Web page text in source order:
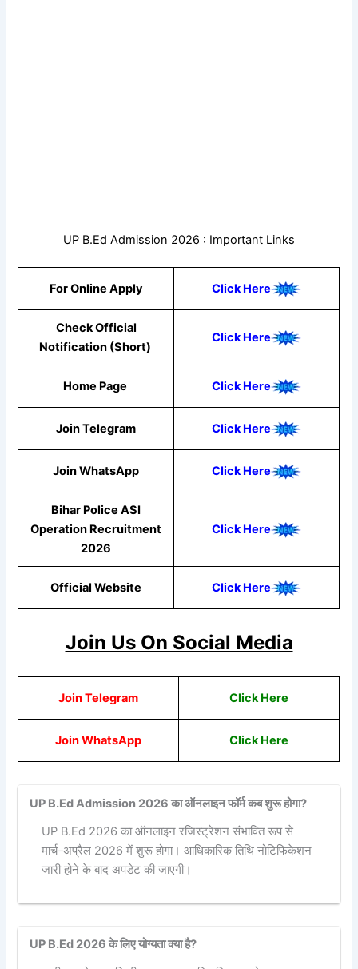
UP B.Ed Admission 2026 : Important Links
For Online Apply Click Here
Check Official
Notification (Short)
Click Here
Home Page Click Here
Join Telegram Click Here
Join WhatsApp Click Here
Bihar Police ASI
Operation Recruitment
2026
Click Here
Official Website Click Here
Join Us On Social Media
Join Telegram Click Here
Join WhatsApp Click Here
UP B.Ed Admission 2026 का ऑनलाइन फॉर्म कब शुरू होगा?
UP B.Ed 2026 का ऑनलाइन रजिस्ट्रेशन संभावित रूप से
मार्च–अप्रैल 2026 में शुरू होगा। आधिकारिक तिथि नोटिफिकेशन
जारी होने के बाद अपडेट की जाएगी।
UP B.Ed 2026 के लिए योग्यता क्या है?